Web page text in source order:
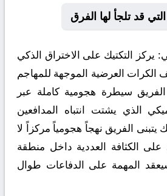
قد تلجأ لها الفرق
يركز التكتيك على الاختراق الذكي
الكرات العرضية الموجهة للمهاجم
سيطرة هجومية كاملة عبر
الذي يشتت انتباه المدافعين
الفريق نهجاً هجومياً مركزاً لا
الكثافة العددية داخل منطقة
المهمة على الدفاعات طوال